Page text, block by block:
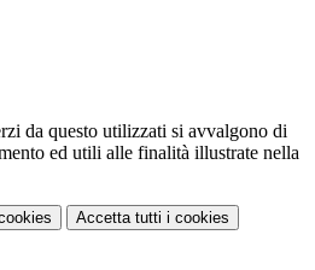
da questo utilizzati si avvalgono di
ed utili alle finalità illustrate nella
Accetta tutti i cookies